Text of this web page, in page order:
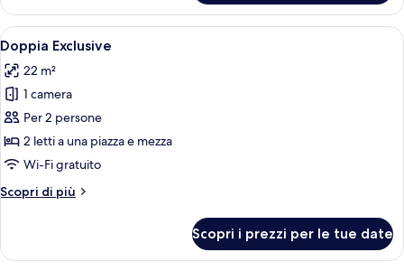
Superior
con
2
letti
singoli
Apri
tutte
le
foto
per
Doppia
Exclusive
Una camera d'albergo con un letto,
4
Doppia Exclusive
22 m²
1 camera
Per 2 persone
2 letti a una piazza e mezza
Wi-Fi gratuito
Scopri di più
Altri
Exclusive
Scopri i prezzi per le tue date